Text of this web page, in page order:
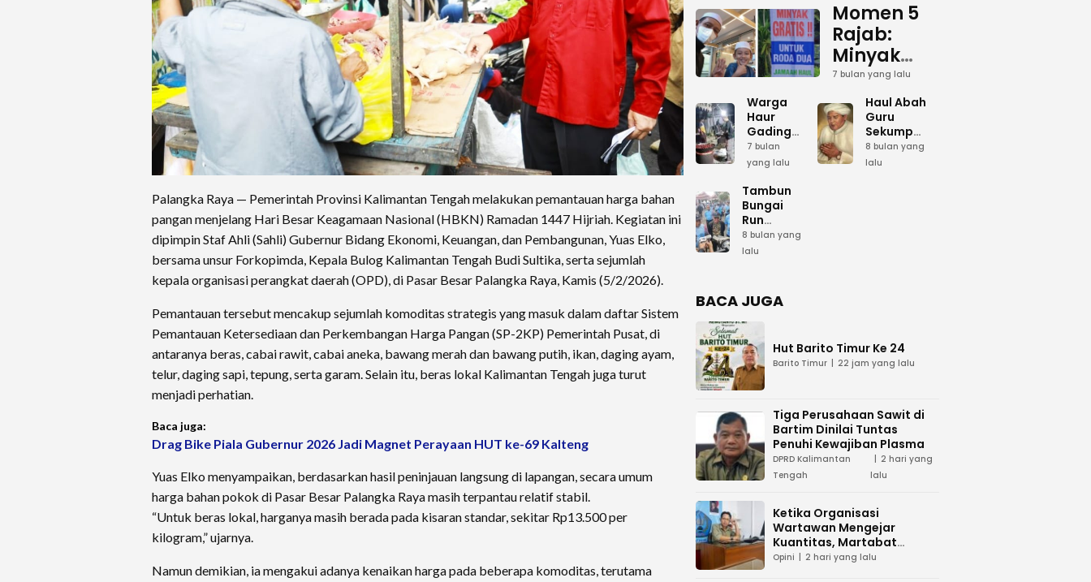
Palangka Raya — Pemerintah Provinsi Kalimantan Tengah melakukan pemantauan harga bahan
pangan menjelang Hari Besar Keagamaan Nasional (HBKN) Ramadan 1447 Hijriah. Kegiatan ini
dipimpin Staf Ahli (Sahli) Gubernur Bidang Ekonomi, Keuangan, dan Pembangunan, Yuas Elko,
bersama unsur Forkopimda, Kepala Bulog Kalimantan Tengah Budi Sultika, serta sejumlah
kepala organisasi perangkat daerah (OPD), di Pasar Besar Palangka Raya, Kamis (5/2/2026).
Pemantauan tersebut mencakup sejumlah komoditas strategis yang masuk dalam daftar Sistem
Pemantauan Ketersediaan dan Perkembangan Harga Pangan (SP-2KP) Pemerintah Pusat, di
antaranya beras, cabai rawit, cabai aneka, bawang merah dan bawang putih, ikan, daging ayam,
telur, daging sapi, tepung, serta garam. Selain itu, beras lokal Kalimantan Tengah juga turut
menjadi perhatian.
Baca juga:
Drag Bike Piala Gubernur 2026 Jadi Magnet Perayaan HUT ke-69 Kalteng
Yuas Elko menyampaikan, berdasarkan hasil peninjauan langsung di lapangan, secara umum
harga bahan pokok di Pasar Besar Palangka Raya masih terpantau relatif stabil.
“Untuk beras lokal, harganya masih berada pada kisaran standar, sekitar Rp13.500 per
kilogram,” ujarnya.
Namun demikian, ia mengakui adanya kenaikan harga pada beberapa komoditas, terutama
Momen 5
Rajab:
Minyak
Gratis
dan Cinta
yang
Terus
Mengalir
7 bulan yang lalu
Warga
Haur
Gading
Siapkan
Bumbu
Umum
Sambut 5
Rajab di
Sekumpul
7 bulan
yang lalu
Haul Abah
Guru
Sekumpul:
Ketika
Lautan
8 bulan yang
lalu
Tambun
Bungai
Run
Meriahkan
Hari Bela
Juang TNI
AD di
Palangka
Raya
8 bulan yang
lalu
BACA JUGA
Hut Barito Timur Ke 24
Barito Timur 22 jam yang lalu
Tiga Perusahaan Sawit di
Bartim Dinilai Tuntas
Penuhi Kewajiban Plasma
DPRD Kalimantan
Tengah
2 hari yang
lalu
Ketika Organisasi
Wartawan Mengejar
Kuantitas, Martabat
Profesi Menjadi Taruhan
Opini 2 hari yang lalu